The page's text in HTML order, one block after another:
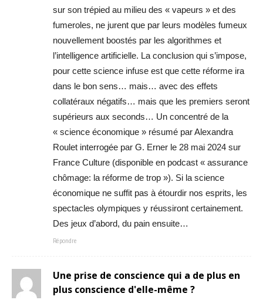
sur son trépied au milieu des « vapeurs » et des
fumeroles, ne jurent que par leurs modèles fumeux
nouvellement boostés par les algorithmes et
l’intelligence artificielle. La conclusion qui s’impose,
pour cette science infuse est que cette réforme ira
dans le bon sens… mais… avec des effets
collatéraux négatifs… mais que les premiers seront
supérieurs aux seconds… Un concentré de la
« science économique » résumé par Alexandra
Roulet interrogée par G. Erner le 28 mai 2024 sur
France Culture (disponible en podcast « assurance
chômage: la réforme de trop »). Si la science
économique ne suffit pas à étourdir nos esprits, les
spectacles olympiques y réussiront certainement.
Des jeux d’abord, du pain ensuite…
Répondre
Une prise de conscience qui a de plus en
plus conscience d'elle-même ?